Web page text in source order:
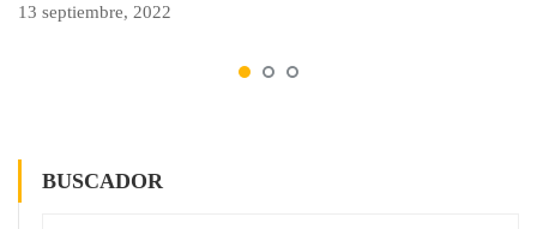
13 septiembre, 2022
BUSCADOR